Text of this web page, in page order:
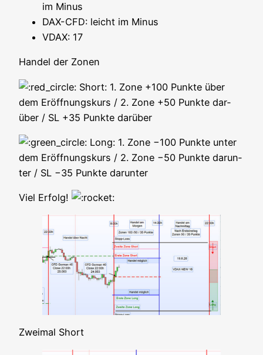
im Minus
DAX-CFD: leicht im Minus
VDAX: 17
Han­del der Zonen
Short: 1. Zone +100 Punk­te über
dem Eröff­nungs­kurs / 2. Zone +50 Punk­te dar­
über / SL +35 Punk­te darüber
Long: 1. Zone −100 Punk­te unter
dem Eröff­nungs­kurs / 2. Zone −50 Punk­te dar­un­
ter / SL −35 Punk­te darunter
Viel Erfolg!
Zwei­mal Short